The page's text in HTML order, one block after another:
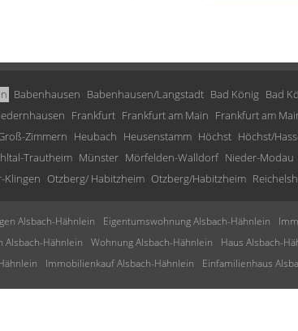
Babenhausen Babenhausen/Langstadt Bad König Bad
Frankfurt Frankfurt am Main Frankfurt am
Zimmern Heubach Heusenstamm Höchst Höchst/
Trautheim Münster Mörfelden-Walldorf Nieder-Modau
Klingen Otzberg/ Habitzheim Otzberg/Habitzheim
Alsbach-Hähnlein Eigentumswohnung Alsbach-Hähnlein
Alsbach-Hähnlein
Wohnung Alsbach-Hähnlein Haus Alsbach-
Immobilienkauf Alsbach-Hähnlein Einfamilienhaus